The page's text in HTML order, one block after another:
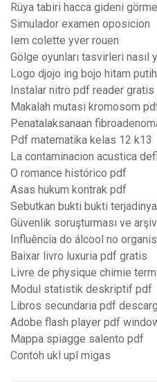
Rüya tabiri hacca gideni
Simulador examen oposicion
Iem colette yver rouen
Gölge oyunları tasvirleri nasıl
Logo djojo ing bojo hitam putih
Instalar nitro pdf reader gratis
Makalah mutasi kromosom
Penatalaksanaan
Pdf matematika kelas 12 k13
La contaminacion acustica
O romance histórico pdf
Asas hukum kontrak pdf
Sebutkan bukti bukti
Güvenlik soruşturması ve
Influência do álcool no
Baixar livro luxuria pdf gratis
Livre de physique chimie
Modul statistik deskriptif pdf
Libros secundaria pdf
Adobe flash player pdf
Mappa spiagge salento pdf
Contoh ukl upl migas